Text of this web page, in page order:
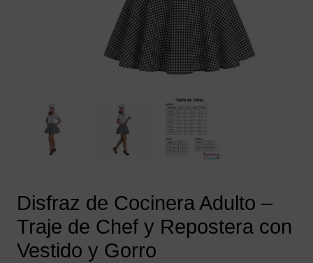
Disfraz de Cocinera Adulto –
Traje de Chef y Repostera con
Vestido y Gorro